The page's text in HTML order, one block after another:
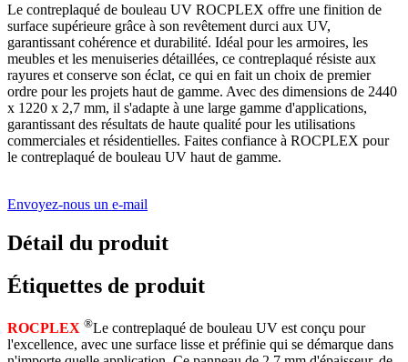
Le contreplaqué de bouleau UV ROCPLEX offre une finition de
surface supérieure grâce à son revêtement durci aux UV,
garantissant cohérence et durabilité. Idéal pour les armoires, les
meubles et les menuiseries détaillées, ce contreplaqué résiste aux
rayures et conserve son éclat, ce qui en fait un choix de premier
ordre pour les projets haut de gamme. Avec des dimensions de 2440
x 1220 x 2,7 mm, il s'adapte à une large gamme d'applications,
garantissant des résultats de haute qualité pour les utilisations
commerciales et résidentielles. Faites confiance à ROCPLEX pour
le contreplaqué de bouleau UV haut de gamme.
Envoyez-nous un e-mail
Détail du produit
Étiquettes de produit
ROCPLEX ®Le contreplaqué de bouleau UV est conçu pour
l'excellence, avec une surface lisse et préfinie qui se démarque dans